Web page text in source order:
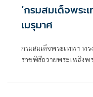
‘กรมสมเด็จพระเทพฯ’ เสด็จฯ
เมรุมาศ
กรมสมเด็จพระเทพฯ ท
ราชพิธีถวายพระเพลิง